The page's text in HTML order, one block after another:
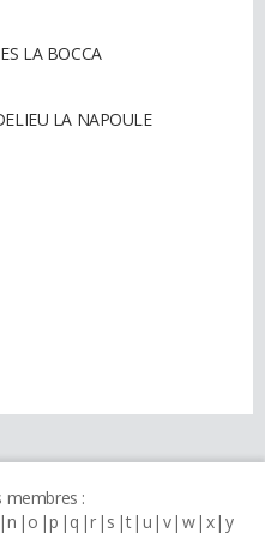
LA BOCCA
LA NAPOULE
membres :
n o p q r s t u v w x y